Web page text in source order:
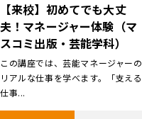
【来校】初めてでも大丈
夫！マネージャー体験（マ
スコミ出版・芸能学科）
この講座では、芸能マネージャーの
リアルな仕事を学べます。「支える
仕事...